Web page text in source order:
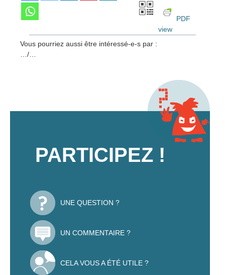
PDF
view
Vous pourriez aussi être intéressé-e-s par :
…/…
PARTICIPEZ !
UNE QUESTION ?
UN COMMENTAIRE ?
CELA VOUS A ÉTÉ UTILE ?